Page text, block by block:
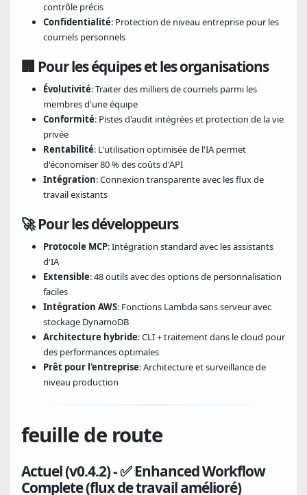
contrôle précis
Confidentialité: Protection de niveau entreprise pour les
courriels personnels
🏢 Pour les équipes et les organisations
Évolutivité: Traiter des milliers de courriels parmi les
membres d'une équipe
Conformité: Pistes d'audit intégrées et protection de la vie
privée
Rentabilité: L'utilisation optimisée de l'IA permet
d'économiser 80 % des coûts d'API
Intégration: Connexion transparente avec les flux de
travail existants
🚀 Pour les développeurs
Protocole MCP: Intégration standard avec les assistants
d'IA
Extensible: 48 outils avec des options de personnalisation
faciles
Intégration AWS: Fonctions Lambda sans serveur avec
stockage DynamoDB
Architecture hybride: CLI + traitement dans le cloud pour
des performances optimales
Prêt pour l'entreprise: Architecture et surveillance de
niveau production
feuille de route
Actuel (v0.4.2) - ✅ Enhanced Workflow
Complete (flux de travail amélioré)